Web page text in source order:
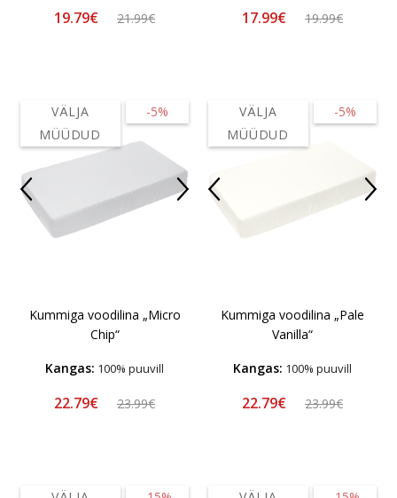
19.79€ 21.99€ 17.99€ 19.99€
-5%
VÄLJA
MÜÜDUD
Kummiga voodilina „Micro
Chip“
Kangas: 100% puuvill
22.79€ 23.99€
-5%
VÄLJA
MÜÜDUD
Kummiga voodilina „Pale
Vanilla“
Kangas: 100% puuvill
22.79€ 23.99€